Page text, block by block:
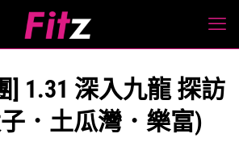
] 1.31 深入九龍 探訪
．土瓜灣．樂富)